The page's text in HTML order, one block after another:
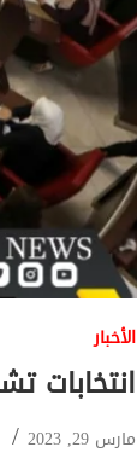
الأخبار
انتخابات
مارس 29, 2023